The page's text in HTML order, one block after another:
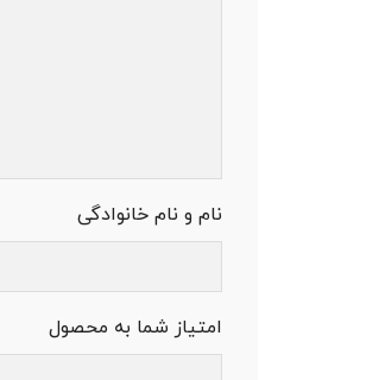
نام و نام خانوادگی
امتیاز شما به محصول